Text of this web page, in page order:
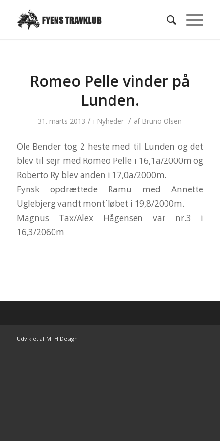
Romeo Pelle vinder på
Lunden.
31. marts 2013 / i Nyheder / af Bruno Olsen
Ole Bender tog 2 heste med til Lunden og det
blev til sejr med Romeo Pelle i 16,1a/2000m og
Roberto Ry blev anden i 17,0a/2000m.
Fynsk opdrættede Ramu med Annette
Uglebjerg vandt mont´løbet i 19,8/2000m.
Magnus Tax/Alex Hågensen var nr.3 i
16,3/2060m
Udviklet af MTH Design